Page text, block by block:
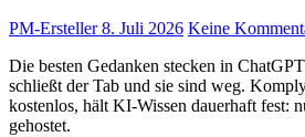
PM-Ersteller8. Juli 2026 Keine
Die besten Gedanken stecken in ChatGPT und Claude. Dann
schließt der Tab und sie sind weg.
kostenlos, hält KI-Wissen dauerhaft fest:
gehostet.